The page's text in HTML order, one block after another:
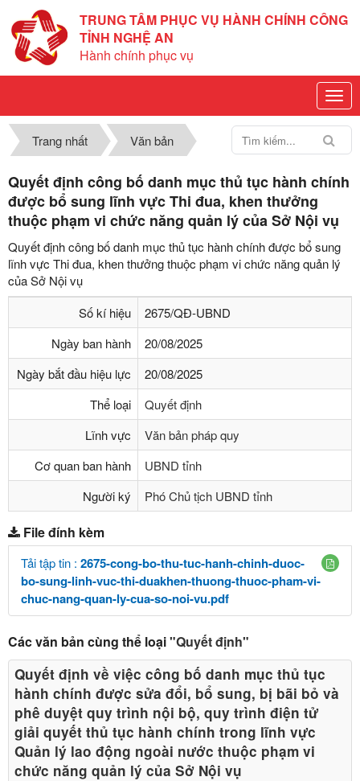
TRUNG TÂM PHỤC VỤ HÀNH CHÍNH CÔNG
TỈNH NGHỆ AN
Hành chính phục vụ
Trang nhất Văn bản
Quyết định công bố danh mục thủ tục hành chính
được bổ sung lĩnh vực Thi đua, khen thưởng
thuộc phạm vi chức năng quản lý của Sở Nội vụ
Quyết định công bố danh mục thủ tục hành chính được bổ sung
lĩnh vực Thi đua, khen thưởng thuộc phạm vi chức năng quản lý
của Sở Nội vụ
Số kí hiệu
2675/QĐ-UBND
Ngày ban hành
20/08/2025
Ngày bắt đầu hiệu lực
20/08/2025
Thể loại
Quyết định
Lĩnh vực
Văn bản pháp quy
Cơ quan ban hành
UBND tỉnh
Người ký
Phó Chủ tịch UBND tỉnh
File đính kèm
Tải tập tin : 2675-cong-bo-thu-tuc-hanh-chinh-duoc-
bo-sung-linh-vuc-thi-duakhen-thuong-thuoc-pham-vi-
chuc-nang-quan-ly-cua-so-noi-vu.pdf
Các văn bản cùng thể loại"Quyết định"
Quyết định về việc công bố danh mục thủ tục
hành chính được sửa đổi, bổ sung, bị bãi bỏ và
phê duyệt quy trình nội bộ, quy trình điện tử
giải quyết thủ tục hành chính trong lĩnh vực
Quản lý lao động ngoài nước thuộc phạm vi
chức năng quản lý của Sở Nội vụ